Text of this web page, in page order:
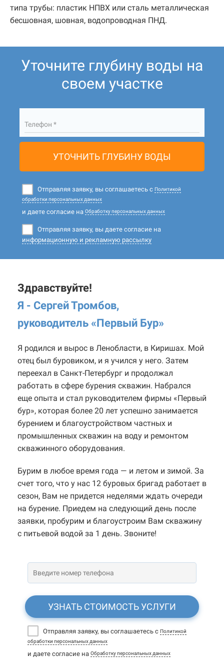
типа трубы: пластик НПВХ или сталь металлическая
бесшовная, шовная, водопроводная ПНД.
Уточните глубину воды на
своем участке
Телефон *
УТОЧНИТЬ ГЛУБИНУ ВОДЫ
Отправляя заявку, вы соглашаетесь с Политикой
обработки персональных данных
и даете согласие на Обработку персональных данных
Отправляя заявку, вы даете согласие на
информационную и рекламную рассылку
Здравствуйте!
Я - Сергей Тромбов,
руководитель «Первый Бур»
Я родился и вырос в Ленобласти, в Киришах. Мой
отец был буровиком, и я учился у него. Затем
переехал в Санкт-Петербург и продолжал
работать в сфере бурения скважин. Набрался
еще опыта и стал руководителем фирмы «Первый
бур», которая более 20 лет успешно занимается
бурением и благоустройством частных и
промышленных скважин на воду и ремонтом
скважинного оборудования.
Бурим в любое время года — и летом и зимой. За
счет того, что у нас 12 буровых бригад работает в
сезон, Вам не придется неделями ждать очереди
на бурение. Приедем на следующий день после
заявки, пробурим и благоустроим Вам скважину
с питьевой водой за 1 день. Звоните!
УЗНАТЬ СТОИМОСТЬ УСЛУГИ
Отправляя заявку, вы соглашаетесь с Политикой
обработки персональных данных
и даете согласие на Обработку персональных данных